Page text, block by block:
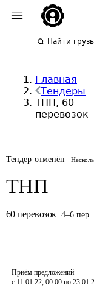
Найти
Главная
Тендеры
ТНП, 60
перевозок
Тендер отменён
ТНП
60 перевозок 4–6 пер.
Приём предложений
с 11.01.22, 00:00 по